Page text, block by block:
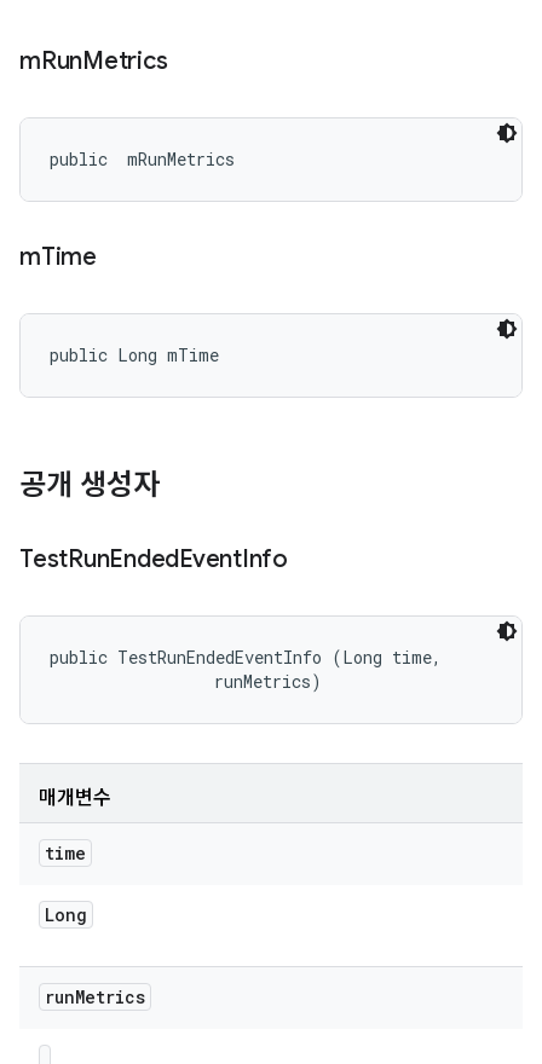
mRunMetrics
public mRunMetrics
mTime
public Long mTime
공개 생성자
TestRunEndedEventInfo
public TestRunEndedEventInfo (Long time,
runMetrics)
매개변수
time
Long
runMetrics